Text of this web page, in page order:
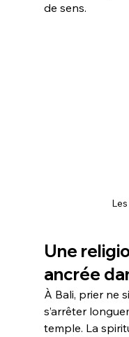
de sens.
Une
ancrée
À Bali, prier ne
s’arrêter
temple. La